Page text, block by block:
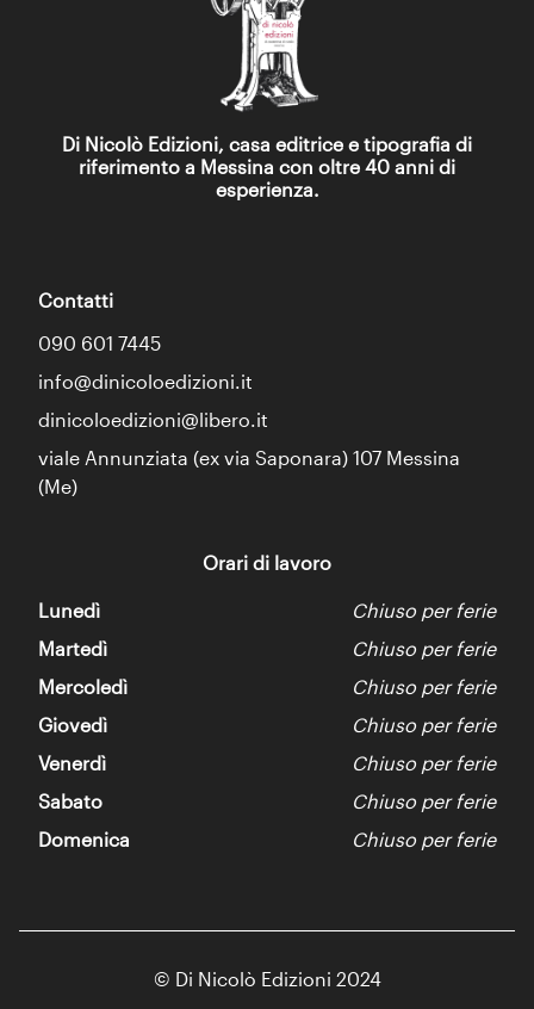
Di Nicolò Edizioni, casa editrice e tipografia di
riferimento a Messina con oltre 40 anni di
esperienza.
Contatti
090 601 7445
info@dinicoloedizioni.it
dinicoloedizioni@libero.it
viale Annunziata (ex via Saponara) 107 Messina
(Me)
Orari di lavoro
Lunedì
Chiuso per ferie
Martedì
Chiuso per ferie
Mercoledì
Chiuso per ferie
Giovedì
Chiuso per ferie
Venerdì
Chiuso per ferie
Sabato
Chiuso per ferie
Domenica
Chiuso per ferie
© Di Nicolò Edizioni 2024